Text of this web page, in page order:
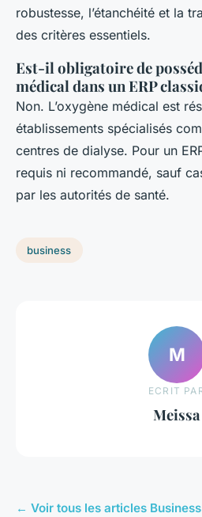
robustesse, l’étanchéité et la
des critères essentiels.
Est-il obligatoire de
médical dans un ERP
Non. L’oxygène médical est
établissements spécialisés
centres de dialyse. Pour un
requis ni recommandé, sauf
par les autorités de santé.
business
M
ECRIT
Meissa
← Voir tous les articles Business